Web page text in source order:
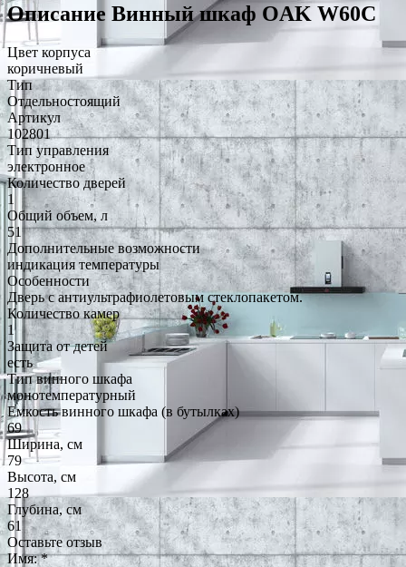
Описание Винный шкаф OAK W60C
Цвет корпуса
коричневый
Тип
Отдельностоящий
Артикул
102801
Тип управления
электронное
Количество дверей
1
Общий объем, л
51
Дополнительные возможности
индикация температуры
Особенности
Дверь с антиультрафиолетовым стеклопакетом.
Количество камер
1
Защита от детей
есть
Тип винного шкафа
монотемпературный
Емкость винного шкафа (в бутылках)
69
Ширина, см
79
Высота, см
128
Глубина, см
61
Оставьте отзыв
Имя:*